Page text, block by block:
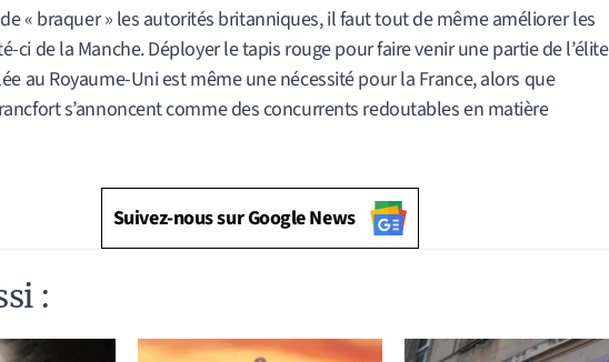
de « braquer » les autorités britanniques, il faut tout de même améliorer les
ci de la Manche. Déployer le tapis rouge pour faire venir une partie de l’élite
au Royaume-Uni est même une nécessité pour la France, alors que
s’annoncent comme des concurrents redoutables en matière
Suivez-nous sur Google News
: